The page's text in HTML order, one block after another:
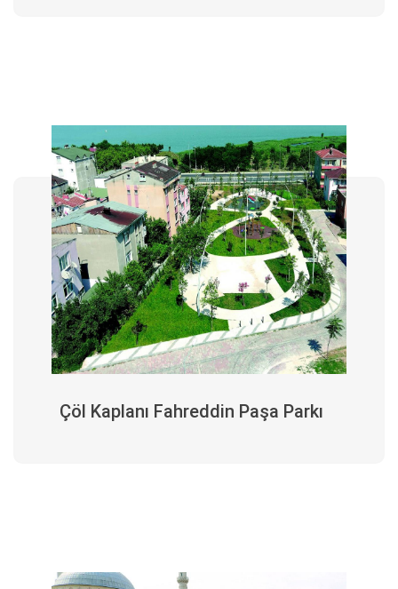
Çöl Kaplanı Fahreddin Paşa Parkı